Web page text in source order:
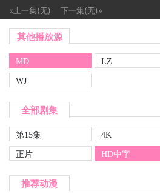
«上一集(无) 下一集(无)»
其他播放源
MD LZ
WJ
全部剧集
第15集 4K
正片
HD中字
推荐动漫